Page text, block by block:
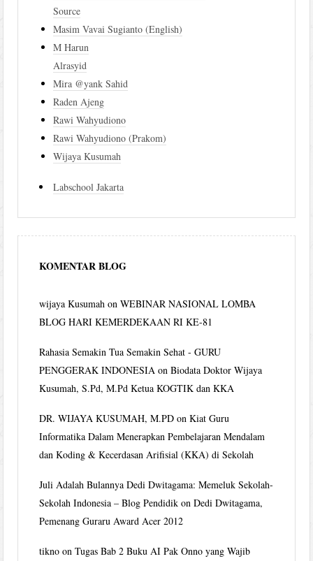
Source
Masim Vavai Sugianto (English)
M Harun
Alrasyid
Mira @yank Sahid
Raden Ajeng
Rawi Wahyudiono
Rawi Wahyudiono (Prakom)
Wijaya Kusumah
Labschool Jakarta
KOMENTAR BLOG
wijaya Kusumah onWEBINAR NASIONAL LOMBA
BLOG HARI KEMERDEKAAN RI KE-81
Rahasia Semakin Tua Semakin Sehat - GURU
PENGGERAK INDONESIA onBiodata Doktor Wijaya
Kusumah, S.Pd, M.Pd Ketua KOGTIK dan KKA
DR. WIJAYA KUSUMAH, M.PD onKiat Guru
Informatika Dalam Menerapkan Pembelajaran Mendalam
dan Koding & Kecerdasan Arifisial (KKA) di Sekolah
Juli Adalah Bulannya Dedi Dwitagama: Memeluk Sekolah-
Sekolah Indonesia – Blog Pendidik onDedi Dwitagama,
Pemenang Guraru Award Acer 2012
tikno onTugas Bab 2 Buku AI Pak Onno yang Wajib